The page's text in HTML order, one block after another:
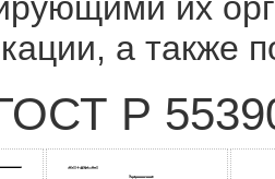
а также
Р